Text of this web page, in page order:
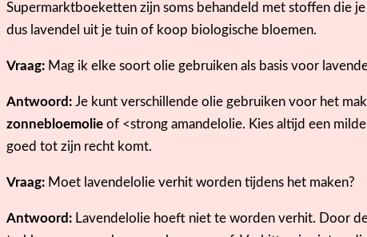
Supermarktboeketten zijn soms behandeld met stoffen die
dus lavendel uit je tuin of koop biologische bloemen.
Vraag: Mag ik elke soort olie gebruiken als basis voor
Antwoord: Je kunt verschillende olie gebruiken voor het
zonnebloemolie of <strong amandelolie. Kies altijd een
goed tot zijn recht komt.
Vraag: Moet lavendelolie verhit worden tijdens het maken?
Antwoord: Lavendelolie hoeft niet te worden verhit. Door